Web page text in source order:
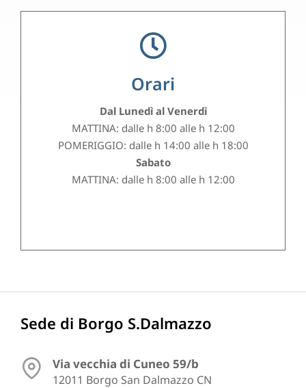
Orari
Dal Lunedì al Venerdì
MATTINA: dalle h 8:00 alle h 12:00
POMERIGGIO: dalle h 14:00 alle h 18:00
Sabato
MATTINA: dalle h 8:00 alle h 12:00
Sede di Borgo S.Dalmazzo
Via vecchia di Cuneo 59/b
12011 Borgo San Dalmazzo CN